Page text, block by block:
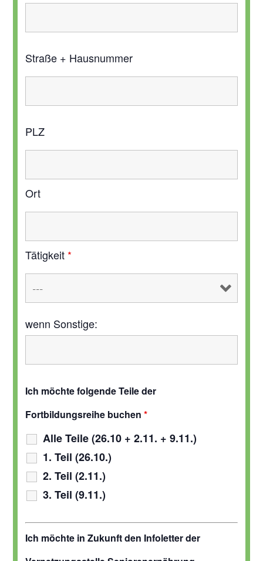
Straße + Hausnummer
PLZ
Ort
Tätigkeit *
wenn Sonstige:
Ich möchte folgende Teile der
Fortbildungsreihe buchen*
Alle Teile (26.10 + 2.11. + 9.11.)
1. Teil (26.10.)
2. Teil (2.11.)
3. Teil (9.11.)
Ich möchte in Zukunft den Infoletter der